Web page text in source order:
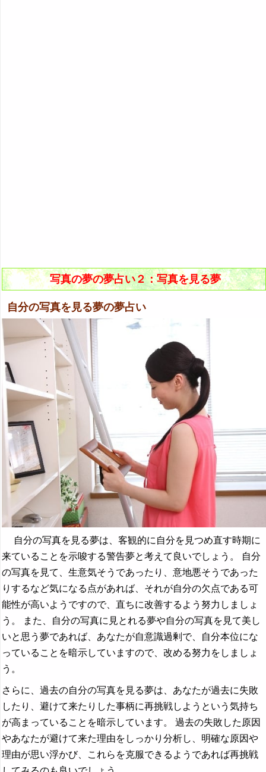
写真の夢の夢占い２：写真を見る夢
自分の写真を見る夢の夢占い
自分の写真を見る夢は、客観的に自分を見つめ直す時期に
来ていることを示唆する警告夢と考えて良いでしょう。 自分
の写真を見て、生意気そうであったり、意地悪そうであった
りするなど気になる点があれば、それが自分の欠点である可
能性が高いようですので、直ちに改善するよう努力しましょ
う。 また、自分の写真に見とれる夢や自分の写真を見て美し
いと思う夢であれば、あなたが自意識過剰で、自分本位にな
っていることを暗示していますので、改める努力をしましょ
う。
さらに、過去の自分の写真を見る夢は、あなたが過去に失敗
したり、避けて来たりした事柄に再挑戦しようという気持ち
が高まっていることを暗示しています。 過去の失敗した原因
やあなたが避けて来た理由をしっかり分析し、明確な原因や
理由が思い浮かび、これらを克服できるようであれば再挑戦